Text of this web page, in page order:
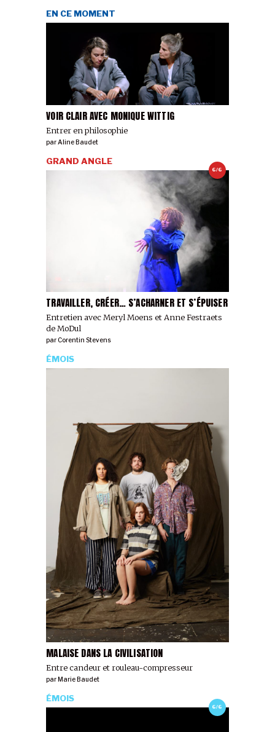
VOIR CLAIR AVEC MONIQUE WITTIG
Entrer en philosophie
EN CE MOMENT
parAline Baudet
6/6
TRAVAILLER, CRÉER… S’ACHARNER ET S’ÉPUISER
Entretien avec Meryl Moens et Anne Festraets
de MoDul
GRAND ANGLE
parCorentin Stevens
MALAISE DANS LA CIVILISATION
Entre candeur et rouleau-compresseur
ÉMOIS
parMarie Baudet
6/6
ÉMOIS